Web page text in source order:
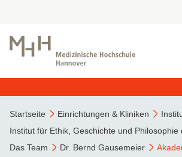
Startseite Einrichtungen & Kliniken
Institut für Ethik, Geschichte und Philosophie
Das Team
Dr. Bernd Gausemeier